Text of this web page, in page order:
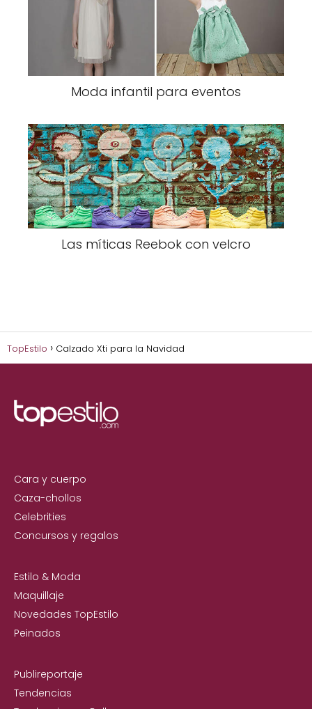
Moda infantil para eventos
Las míticas Reebok con velcro
TopEstilo Calzado Xti para la Navidad
Cara y cuerpo
Caza-chollos
Celebrities
Concursos y regalos
Estilo & Moda
Maquillaje
Novedades TopEstilo
Peinados
Publireportaje
Tendencias